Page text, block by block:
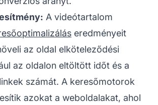
A videótartalom
eredményeit
az oldal elköteleződési
az oldalon eltöltött időt és a
számát. A keresőmotorok
azokat a weboldalakat, ahol